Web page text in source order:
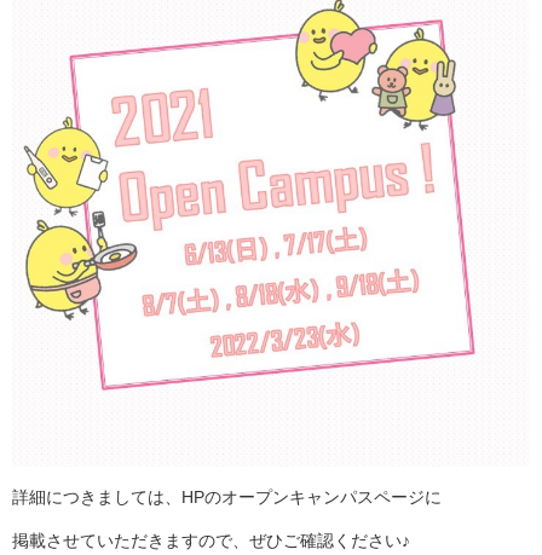
詳細につきましては、HPのオープンキャンパスページに
掲載させていただきますので、ぜひご確認ください♪